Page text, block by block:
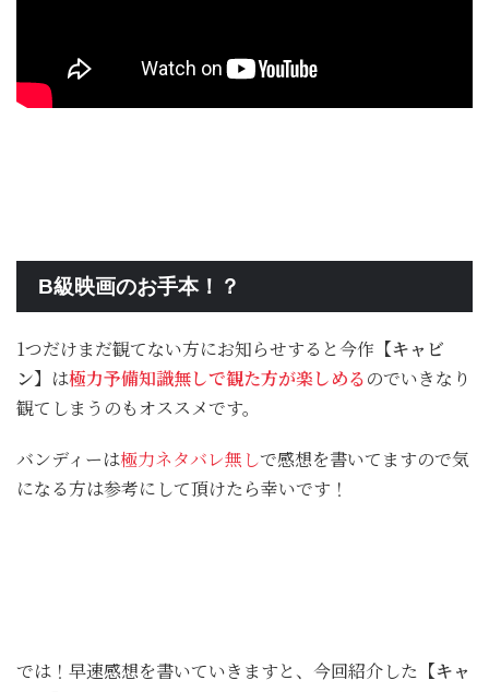
B級映画のお手本！？
1つだけまだ観てない方にお知らせすると今作 【キャビ
ン】 は極力予備知識無しで観た方が楽しめるのでいきなり
観てしまうのもオススメです。
バンディーは極力ネタバレ無しで感想を書いてますので気
になる方は参考にして頂けたら幸いです！
では！早速感想を書いていきますと、今回紹介した 【キャ